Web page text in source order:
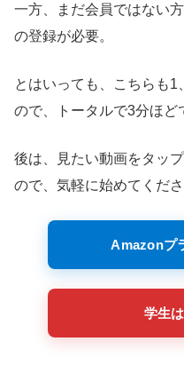
一方、まだ会員ではない
の登録が必要。
とはいっても、こちらも
ので、トータルで3分ほど
後は、見たい動画をタッ
ので、気軽に始めてくださ
Amazonプ
学生